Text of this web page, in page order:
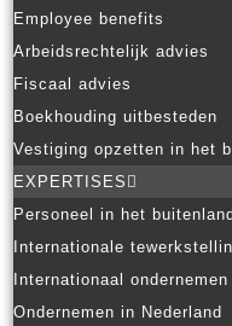
Employee benefits
Arbeidsrechtelijk advies
Fiscaal advies
Boekhouding uitbesteden
Vestiging opzetten in het
EXPERTISES
Personeel in het buitenland
Internationale
Internationaal ondernemen
Ondernemen in Nederland